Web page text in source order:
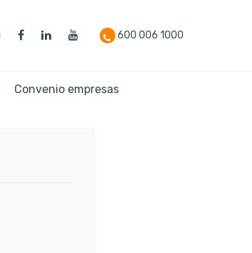
600 006 1000
Convenio empresas